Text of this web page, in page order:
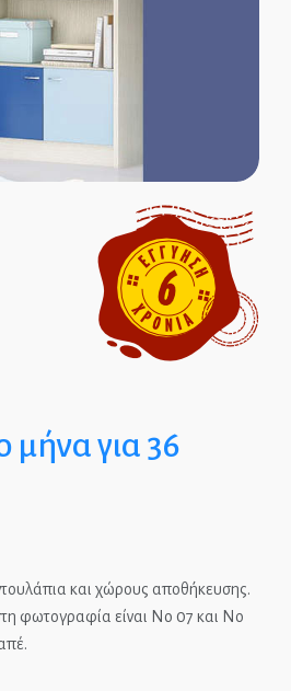
ΞΥΛΟ
ΚΑΠΛΑΜΑΣ
Δωμάτια
Κρεβάτια
Βιβλιοθήκες
μήνα για 36
και χώρους αποθήκευσης.
φωτογραφία είναι Νo 07 και Νο